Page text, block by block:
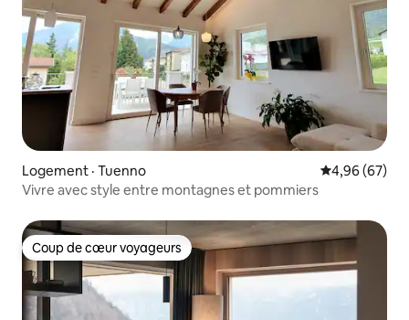
Logement · Tuenno Note
4,96 (67)
Vivre avec style entre montagnes et pommiers
Coup de cœur voyageurs
Coup de cœur voyageurs